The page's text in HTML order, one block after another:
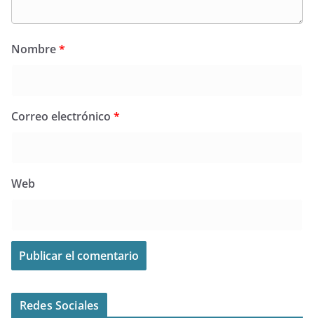
Nombre*
Correo electrónico *
Web
Redes Sociales